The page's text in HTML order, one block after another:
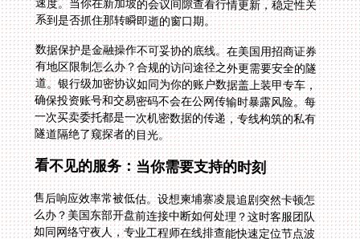
系到是否抓住那转瞬即逝的窗口期。
数据保护是金融操作不可妥协的底线。在美国用招商证券
有地区限制怎么办？合规的访问途径之外更需要安全的隧
道。银行级加密协议如同为你的账户数据盖上装甲专车，
确保投资账号和交易密码不会在公网传输时暴露风险。每
一次买卖委托都是一次机密数据的传递，专线构筑的私有
隧道隔绝了窥探者的目光。
看不见的服务：当你需要支持的时刻
售后响应效率常被低估。设想柬埔寨凌晨追剧突然卡顿怎
么办？美国东部开盘前连接中断如何处理？这时客服团队
如同网络守夜人，专业工程师在线排查能快速定位节点波
动、路由故障或是配置异常。技术支持的深度与响应速度
决定了解决问题的周期，是持续优质体验的关键拼图。当
你在孟加拉处理工程图纸时突然无法登录国内企业OA系